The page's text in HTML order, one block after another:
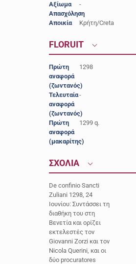
Αξίωμα
-
Απασχόληση
-
Αποικία
Κρήτη/Creta
FLORUIT
Πρώτη
αναφορά
(ζωντανός)
1298
Τελευταία
αναφορά
(ζωντανός)
-
Πρώτη
αναφορά
(μακαρίτης)
1299 q.
ΣΧΟΛΙΑ
De confinio Sancti
Zuliani 1298, 24
Ιουνίου: Συντάσσει τη
διαθήκη του στη
Βενετία και ορίζει
εκτελεστές τον
Giovanni Zorzi και τον
Nicola Querini, και οι
δύο procuratores